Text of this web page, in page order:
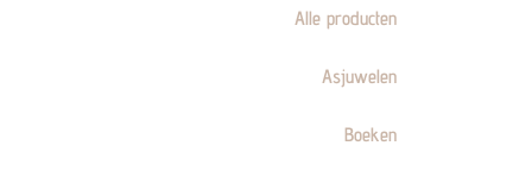
Alle producten
Asjuwelen
Boeken